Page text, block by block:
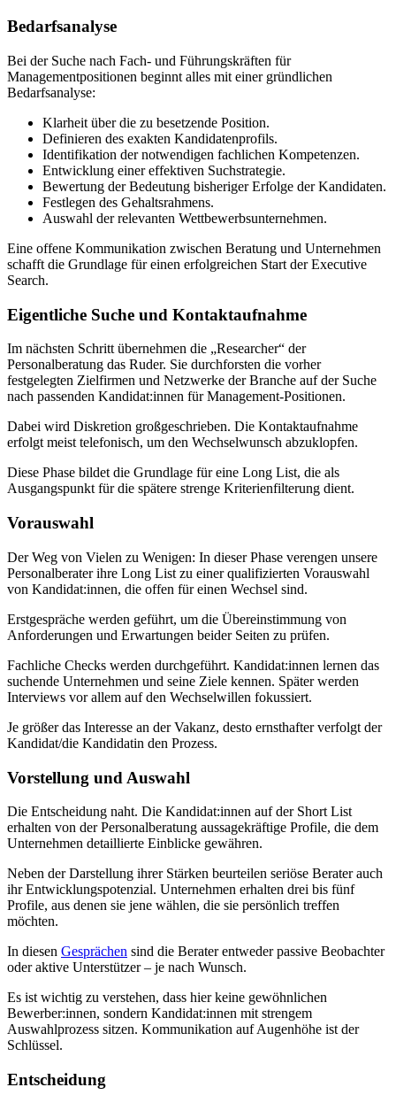
Bedarfsanalyse
Bei der Suche nach Fach- und Führungskräften für
Managementpositionen beginnt alles mit einer gründlichen
Bedarfsanalyse:
Klarheit über die zu besetzende Position.
Definieren des exakten Kandidatenprofils.
Identifikation der notwendigen fachlichen Kompetenzen.
Entwicklung einer effektiven Suchstrategie.
Bewertung der Bedeutung bisheriger Erfolge der Kandidaten.
Festlegen des Gehaltsrahmens.
Auswahl der relevanten Wettbewerbsunternehmen.
Eine offene Kommunikation zwischen Beratung und Unternehmen
schafft die Grundlage für einen erfolgreichen Start der Executive
Search.
Eigentliche Suche und Kontaktaufnahme
Im nächsten Schritt übernehmen die „Researcher“ der
Personalberatung das Ruder. Sie durchforsten die vorher
festgelegten Zielfirmen und Netzwerke der Branche auf der Suche
nach passenden Kandidat:innen für Management-Positionen.
Dabei wird Diskretion großgeschrieben. Die Kontaktaufnahme
erfolgt meist telefonisch, um den Wechselwunsch abzuklopfen.
Diese Phase bildet die Grundlage für eine Long List, die als
Ausgangspunkt für die spätere strenge Kriterienfilterung dient.
Vorauswahl
Der Weg von Vielen zu Wenigen: In dieser Phase verengen unsere
Personalberater ihre Long List zu einer qualifizierten Vorauswahl
von Kandidat:innen, die offen für einen Wechsel sind.
Erstgespräche werden geführt, um die Übereinstimmung von
Anforderungen und Erwartungen beider Seiten zu prüfen.
Fachliche Checks werden durchgeführt. Kandidat:innen lernen das
suchende Unternehmen und seine Ziele kennen. Später werden
Interviews vor allem auf den Wechselwillen fokussiert.
Je größer das Interesse an der Vakanz, desto ernsthafter verfolgt der
Kandidat/die Kandidatin den Prozess.
Vorstellung und Auswahl
Die Entscheidung naht. Die Kandidat:innen auf der Short List
erhalten von der Personalberatung aussagekräftige Profile, die dem
Unternehmen detaillierte Einblicke gewähren.
Neben der Darstellung ihrer Stärken beurteilen seriöse Berater auch
ihr Entwicklungspotenzial. Unternehmen erhalten drei bis fünf
Profile, aus denen sie jene wählen, die sie persönlich treffen
möchten.
In diesen Gesprächen sind die Berater entweder passive Beobachter
oder aktive Unterstützer – je nach Wunsch.
Es ist wichtig zu verstehen, dass hier keine gewöhnlichen
Bewerber:innen, sondern Kandidat:innen mit strengem
Auswahlprozess sitzen. Kommunikation auf Augenhöhe ist der
Schlüssel.
Entscheidung